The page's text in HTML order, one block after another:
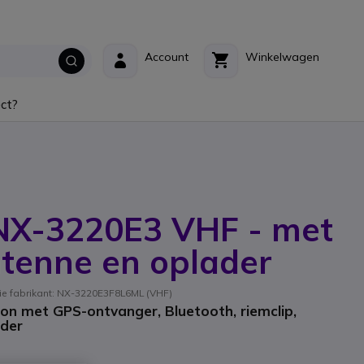
Winkelwagen
Account
3220E3 VHF - met
en oplader
fabrikant: NX-3220E3F8L6ML (VHF)
met GPS-ontvanger, Bluetooth, riemclip,